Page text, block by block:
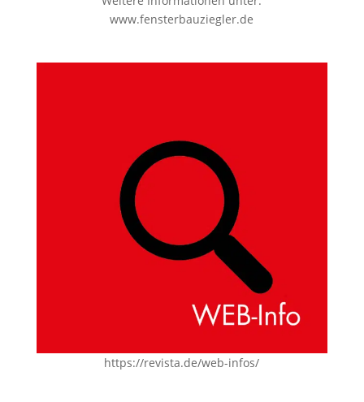
www.fensterbauziegler.de
https://revista.de/web-infos/